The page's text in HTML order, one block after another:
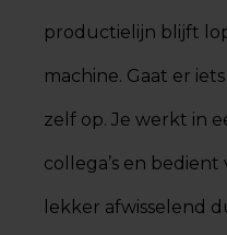
productielijn blijft
machine. Gaat er
zelf op. Je werkt in
collega’s en
lekker afwisselend